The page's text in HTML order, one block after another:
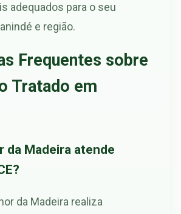
adequados para o seu
e região.
Frequentes sobre
Tratado em
da Madeira atende
da Madeira realiza